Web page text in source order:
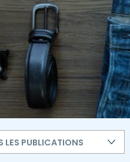
LES PUBLICATIONS